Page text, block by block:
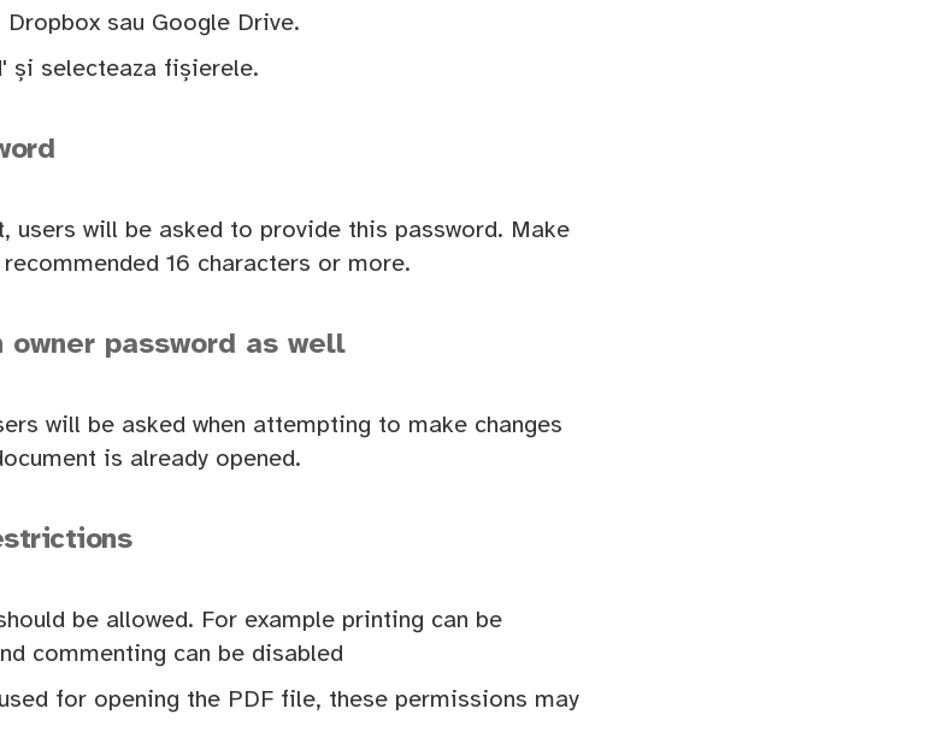
sau Google Drive.
și selecteaza fișierele.
users will be asked to provide this password. Make
16 characters or more.
password as well
will be asked when attempting to make changes
is already opened.
be allowed. For example printing can be
commenting can be disabled
for opening the PDF file, these permissions may